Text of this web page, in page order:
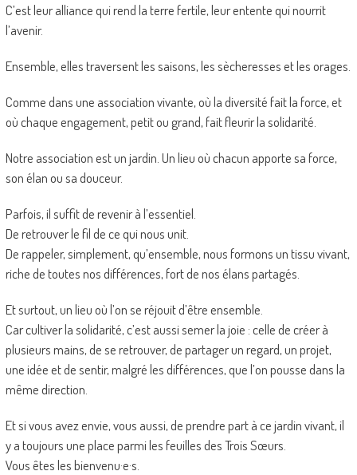
C’est leur alliance qui rend la terre fertile, leur entente qui nourrit
l’avenir.
Ensemble, elles traversent les saisons, les sècheresses et les orages.
Comme dans une association vivante, où la diversité fait la force, et
où chaque engagement, petit ou grand, fait fleurir la solidarité.
Notre association est un jardin. Un lieu où chacun apporte sa force,
son élan ou sa douceur.
Parfois, il suffit de revenir à l’essentiel.
De retrouver le fil de ce qui nous unit.
De rappeler, simplement, qu’ensemble, nous formons un tissu vivant,
riche de toutes nos différences, fort de nos élans partagés.
Et surtout, un lieu où l’on se réjouit d’être ensemble.
Car cultiver la solidarité, c’est aussi semer la joie : celle de créer à
plusieurs mains, de se retrouver, de partager un regard, un projet,
une idée et de sentir, malgré les différences, que l’on pousse dans la
même direction.
Et si vous avez envie, vous aussi, de prendre part à ce jardin vivant, il
y a toujours une place parmi les feuilles des Trois Sœurs.
Vous êtes les bienvenu·e·s.